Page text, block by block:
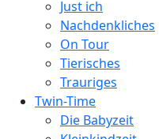
Just ich
Nachdenkliches
On Tour
Tierisches
Trauriges
Twin-Time
Die Babyzeit